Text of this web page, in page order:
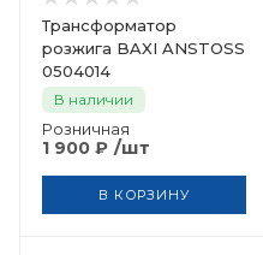
Трансформатор
розжига BAXI ANSTOSS
0504014
В наличии
Розничная
1 900 ₽ /шт
В КОРЗИНУ